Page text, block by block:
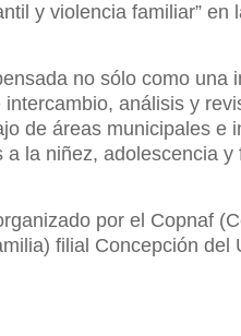
y violencia familiar” en
no sólo como una
análisis y
de áreas municipales e
a la niñez, adolescencia y
por el Copnaf
filial Concepción del